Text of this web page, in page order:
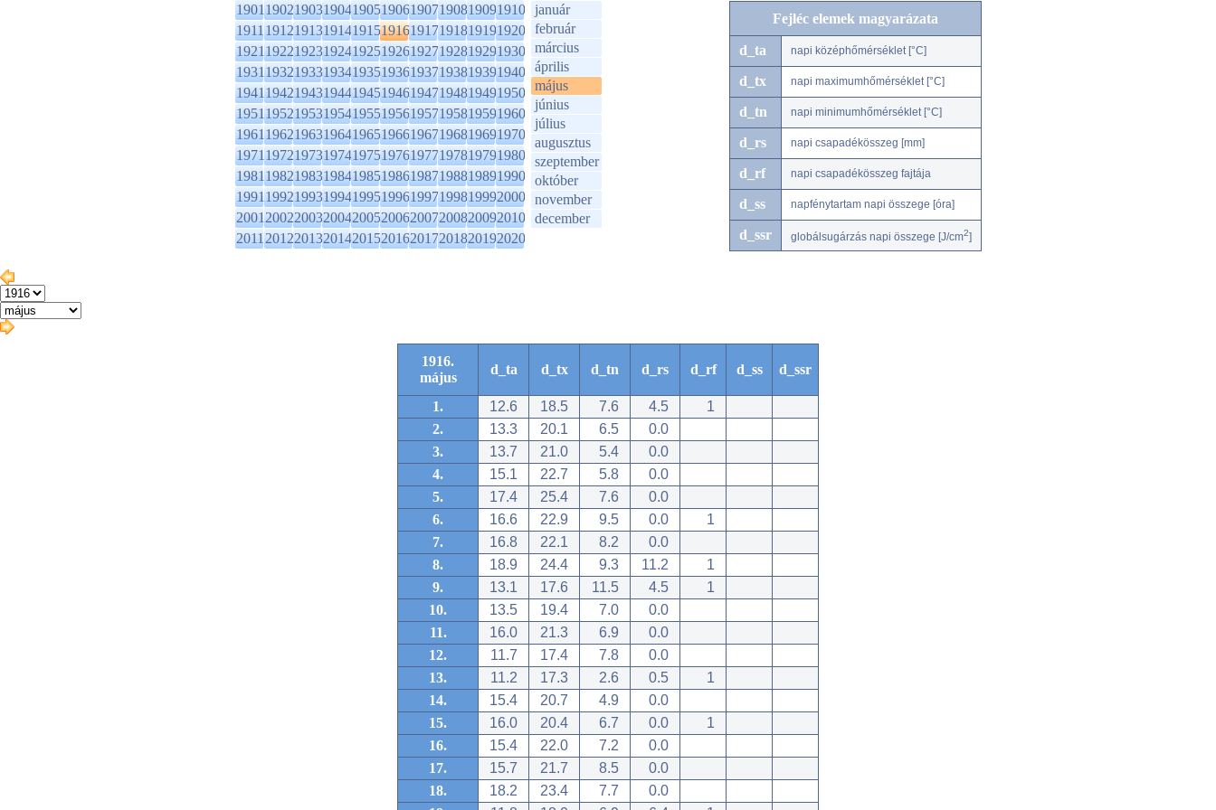
1901190219031904190519061907190819091910
1911191219131914191519161917191819191920
1921192219231924192519261927192819291930
1931193219331934193519361937193819391940
1941194219431944194519461947194819491950
1951195219531954195519561957195819591960
1961196219631964196519661967196819691970
1971197219731974197519761977197819791980
1981198219831984198519861987198819891990
1991199219931994199519961997199819992000
2001200220032004200520062007200820092010
2011201220132014201520162017201820192020
január
február
március
április
május
június
július
augusztus
szeptember
október
november
december
Fejléc elemek magyarázata
d_ta napi középhőmérséklet [°C]
d_tx napi maximumhőmérséklet [°C]
d_tn napi minimumhőmérséklet [°C]
d_rs napi csapadékösszeg [mm]
d_rf napi csapadékösszeg fajtája
d_ss napfénytartam napi összege [óra]
d_ssr globálsugárzás napi összege [J/cm2]
1916.
május
d_ta d_tx d_tn d_rs d_rf d_ss d_ssr
1. 12.6 18.5 7.6 4.5
1
2.
13.3 20.1 6.5
0.0
3.
13.7 21.0 5.4
0.0
4.
15.1 22.7 5.8
0.0
5.
17.4 25.4 7.6
0.0
6.
16.6 22.9 9.5 0.0
1
7.
16.8 22.1 8.2
0.0
8.
18.9 24.4 9.3 11.2
1
9.
13.1 17.6 11.5 4.5
1
10.
13.5 19.4 7.0
0.0
11.
16.0 21.3 6.9
0.0
12.
11.7 17.4 7.8
0.0
13.
11.2 17.3 2.6 0.5
1
14.
15.4 20.7 4.9
0.0
15.
16.0 20.4 6.7 0.0
1
16.
15.4 22.0 7.2
0.0
17.
15.7 21.7 8.5
0.0
18.
18.2 23.4 7.7
0.0